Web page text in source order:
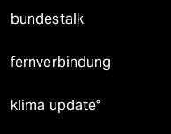
bundestalk
fernverbindung
klima update°